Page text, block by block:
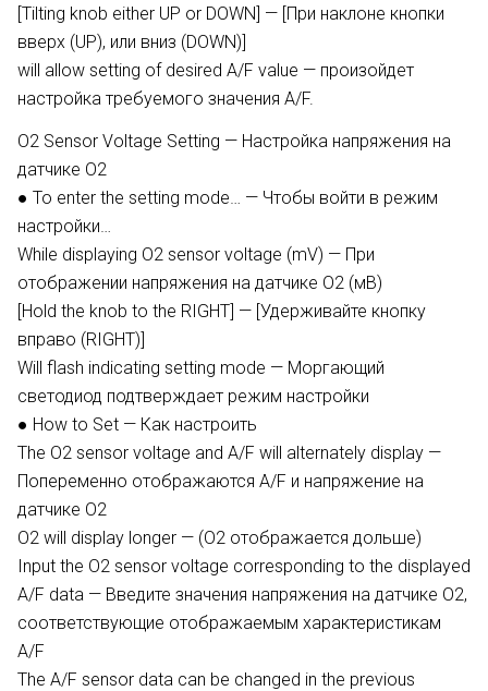
[Tilting knob either UP or DOWN] — [При наклоне кнопки
вверх (UP), или вниз (DOWN)]
will allow setting of desired A/F value — произойдет
настройка требуемого значения A/F.
O2 Sensor Voltage Setting — Настройка напряжения на
датчике О2
● To enter the setting mode… — Чтобы войти в режим
настройки…
While displaying O2 sensor voltage (mV) — При
отображении напряжения на датчике O2 (мВ)
[Hold the knob to the RIGHT] — [Удерживайте кнопку
вправо (RIGHT)]
Will flash indicating setting mode — Моргающий
светодиод подтверждает режим настройки
● How to Set — Как настроить
The O2 sensor voltage and A/F will alternately display —
Попеременно отображаются A/F и напряжение на
датчике O2
O2 will display longer — (O2 отображается дольше)
Input the O2 sensor voltage corresponding to the displayed
A/F data — Введите значения напряжения на датчике O2,
соответствующие отображаемым характеристикам
A/F
The A/F sensor data can be changed in the previous